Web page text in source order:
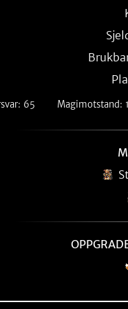
65 Magimotstand: